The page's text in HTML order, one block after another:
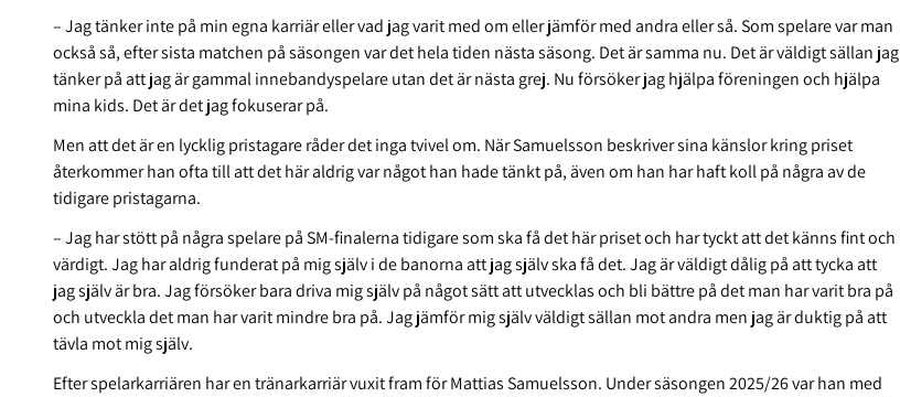
– Jag tänker inte på min egna karriär eller vad jag varit med om eller jämför med andra eller så. Som spelare var man
också så, efter sista matchen på säsongen var det hela tiden nästa säsong. Det är samma nu. Det är väldigt sällan jag
tänker på att jag är gammal innebandyspelare utan det är nästa grej. Nu försöker jag hjälpa föreningen och hjälpa
mina kids. Det är det jag fokuserar på.
Men att det är en lycklig pristagareråder det inga tvivel om. När Samuelsson beskriver sina känslor kring priset
återkommer han ofta till att det här aldrig var något han hade tänkt på, även om han har haft koll på några av de
tidigare pristagarna.
– Jag har stött på några spelare på SM-finalerna tidigare som ska få det här priset och har tyckt att det känns fint och
värdigt. Jag har aldrig funderat på mig själv i de banorna att jag själv ska få det. Jag är väldigt dålig på att tycka att
jag själv är bra. Jag försöker bara driva mig själv på något sätt att utvecklas och bli bättre på det man har varit bra på
och utveckla det man har varit mindre bra på. Jag jämför mig själv väldigt sällan mot andra men jag är duktig på att
tävla mot mig själv.
Efter spelarkarriären har en tränarkarriär vuxit fram för Mattias Samuelsson. Under säsongen 2025/26 var han med